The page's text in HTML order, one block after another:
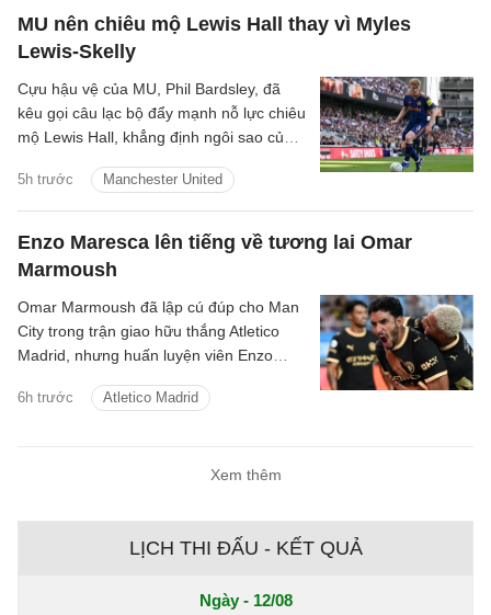
MU nên chiêu mộ Lewis Hall thay vì Myles
Lewis-Skelly
5h trước Manchester United
Cựu hậu vệ của MU, Phil Bardsley, đã
kêu gọi câu lạc bộ đẩy mạnh nỗ lực chiêu
mộ Lewis Hall, khẳng định ngôi sao của
cho sân Old Trafford.
Enzo Maresca lên tiếng về tương lai Omar
Marmoush
6h trước Atletico Madrid
Omar Marmoush đã lập cú đúp cho Man
City trong trận giao hữu thắng Atletico
Madrid, nhưng huấn luyện viên Enzo
anh.
Xem thêm
LỊCH THI ĐẤU - KẾT QUẢ
Ngày - 12/08